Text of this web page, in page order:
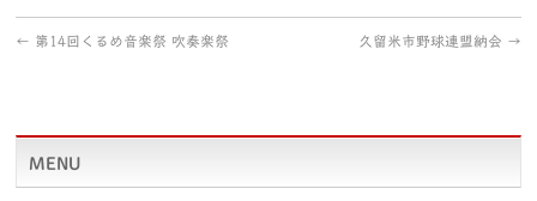
← 第14回くるめ音楽祭 吹奏楽祭 久留米市野球連盟納会 →
MENU